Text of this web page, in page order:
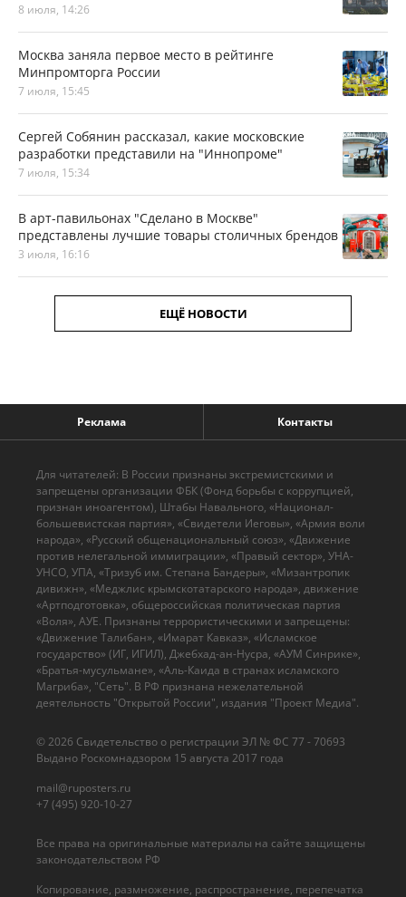
8 июля, 14:26
Москва заняла первое место в рейтинге
Минпромторга России
7 июля, 15:45
Сергей Собянин рассказал, какие московские
разработки представили на "Иннопроме"
7 июля, 15:34
В арт-павильонах "Сделано в Москве"
представлены лучшие товары столичных брендов
3 июля, 16:16
ЕЩЁ НОВОСТИ
Реклама Контакты
Все права на оригинальные материалы на сайте защищены
законодательством РФ
Копирование, размножение, распространение, перепечатка
© 2026 Cвидетельство о регистрации ЭЛ № ФС 77 - 70693
Выдано Роскомнадзором 15 августа 2017 года
mail@ruposters.ru
+7 (495) 920-10-27
Для читателей: В России признаны экстремистскими и
запрещены организации ФБК (Фонд борьбы с коррупцией,
признан иноагентом), Штабы Навального, «Национал-
большевистская партия», «Свидетели Иеговы», «Армия воли
народа», «Русский общенациональный союз», «Движение
против нелегальной иммиграции», «Правый сектор», УНА-
УНСО, УПА, «Тризуб им. Степана Бандеры», «Мизантропик
дивижн», «Меджлис крымскотатарского народа», движение
«Артподготовка», общероссийская политическая партия
«Воля», АУЕ. Признаны террористическими и запрещены:
«Движение Талибан», «Имарат Кавказ», «Исламское
государство» (ИГ, ИГИЛ), Джебхад-ан-Нусра, «АУМ Синрике»,
«Братья-мусульмане», «Аль-Каида в странах исламского
Магриба», "Сеть". В РФ признана нежелательной
деятельность "Открытой России", издания "Проект Медиа".